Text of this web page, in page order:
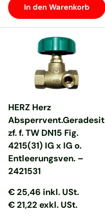
In den Warenkorb
HERZ Herz
Absperrvent.Geradesit
zf. f. TW DN15 Fig.
4215(31) IG x IG o.
Entleerungsven. –
2421531
Normaler Preis
Normaler Preis
€ 25,46 inkl. USt.
€ 21,22 exkl. USt.